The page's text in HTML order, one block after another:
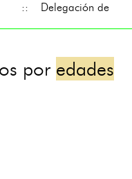
:: Delegación de
por edades